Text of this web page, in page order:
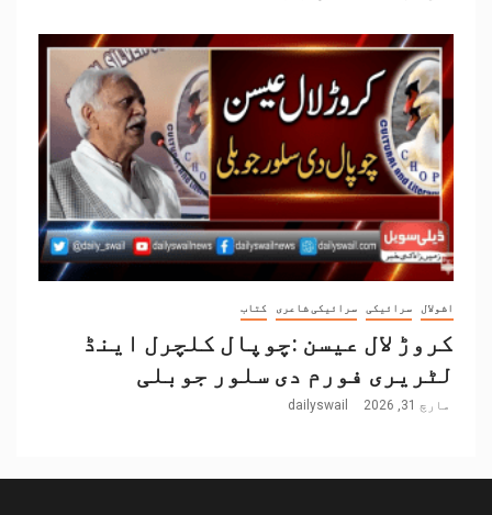
اشولال سرائیکی سرائیکی شاعری کتاب
کروڑ لال عیسن :چوپال کلچرل اینڈ
لٹریری فورم دی سلور جوبلی
مارچ 31, 2026 dailyswail